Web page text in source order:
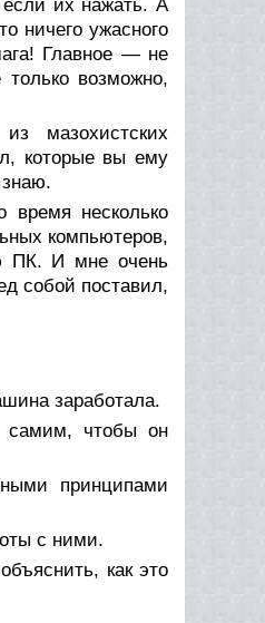
если их нажать. А
ничего ужасного
Главное — не
возможно,
мазохистских
которые вы ему
несколько
компьютеров,
ПК. И мне очень
собой поставил,
заработала.
самим, чтобы он
принципами
с ними.
как это